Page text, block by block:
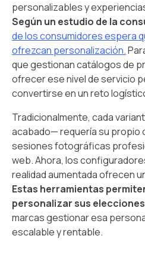
personalizables y
Según un estudio de la
de los consumidores espera
ofrezcan personalización.
que gestionan catálogos de
ofrecer ese nivel de servicio
convertirse en un reto
Tradicionalmente, cada
acabado— requería su propio
sesiones fotográficas
web. Ahora, los
realidad aumentada ofrecen
Estas herramientas
personalizar sus
marcas gestionar esa
escalable y rentable.